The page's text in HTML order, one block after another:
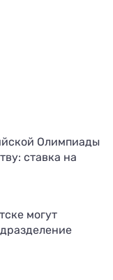
Олимпиады
ставка на
могут